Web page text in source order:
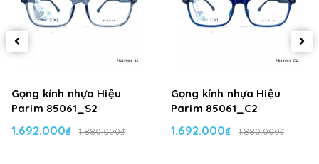
Gọng kính nhựa Hiệu
Parim 85061_S2
1.692.000₫ 1.880.000₫
Gọng kính nhựa Hiệu
Parim 85061_C2
1.692.000₫ 1.880.000₫